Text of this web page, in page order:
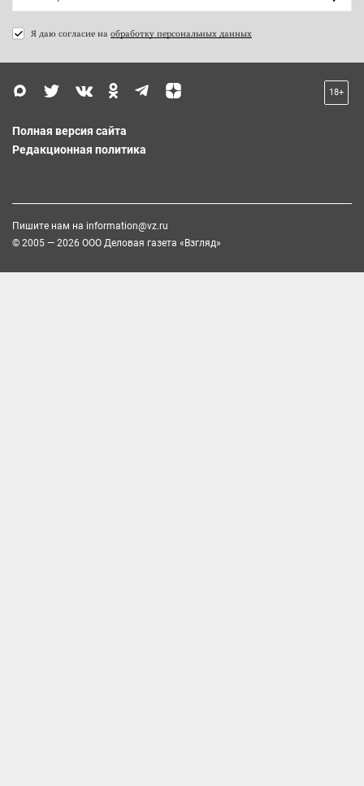
Я даю согласие на обработку персональных данных
18+
Полная версия сайта
Редакционная политика
Пишите нам на information@vz.ru
© 2005 — 2026 ООО Деловая газета «Взгляд»